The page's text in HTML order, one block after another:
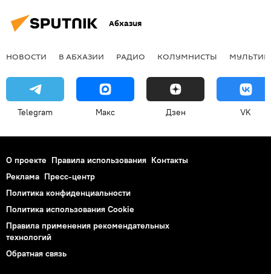
Абхазия
НОВОСТИ В АБХАЗИИ РАДИО КОЛУМНИСТЫ
Telegram Макс Дзен VK
О проекте Правила использования Контакты
Реклама Пресс-центр
Политика конфиденциальности
Политика использования Cookie
Правила применения рекомендательных
технологий
Обратная связь